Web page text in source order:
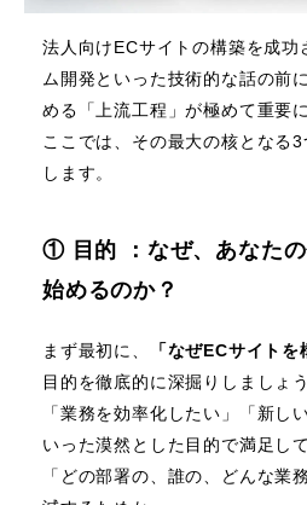
法人向けECサイトの構築を成功
ム開発といった技術的な話の前
める「上流工程」が極めて重要
ここでは、その最大の核となる
します。
① 目的 ：なぜ、あなた
始めるのか？
まず最初に、 「なぜECサイト
目的を徹底的に深掘りしましょう
「業務を効率化したい」「新し
いった漠然とした目的で満足し
「どの部署の、誰の、どんな業